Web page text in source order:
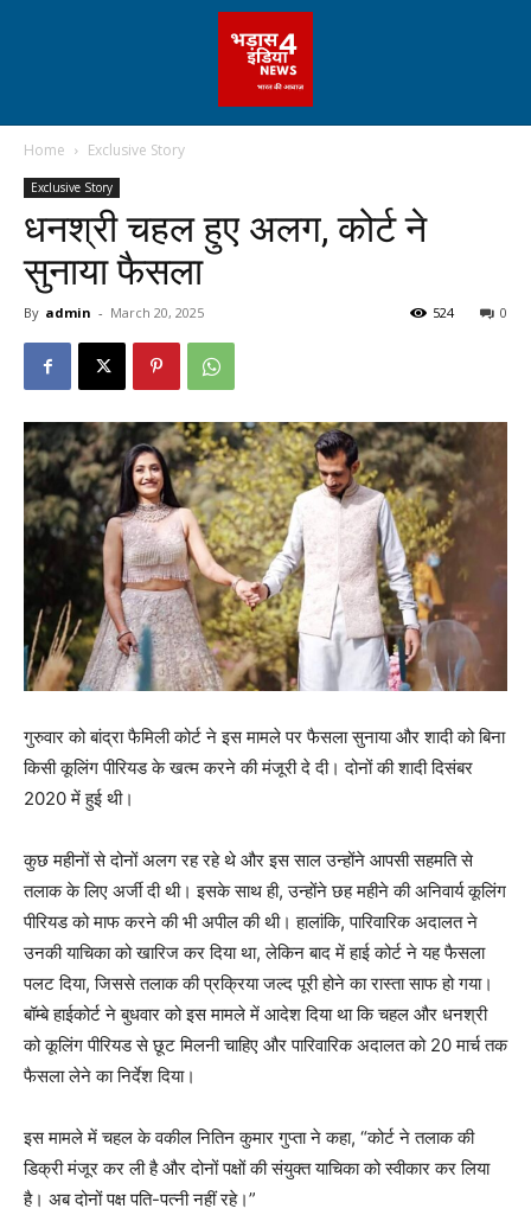
Home Exclusive Story
Exclusive Story
धनश्री चहल हुए अलग, कोर्ट ने
सुनाया फैसला
By admin - March 20, 2025 0
524
गुरुवार को बांद्रा फैमिली कोर्ट ने इस मामले पर फैसला सुनाया और शादी को बिना
किसी कूलिंग पीरियड के खत्म करने की मंजूरी दे दी। दोनों की शादी दिसंबर
2020 में हुई थी।
कुछ महीनों से दोनों अलग रह रहे थे और इस साल उन्होंने आपसी सहमति से
तलाक के लिए अर्जी दी थी। इसके साथ ही, उन्होंने छह महीने की अनिवार्य कूलिंग
पीरियड को माफ करने की भी अपील की थी। हालांकि, पारिवारिक अदालत ने
उनकी याचिका को खारिज कर दिया था, लेकिन बाद में हाई कोर्ट ने यह फैसला
पलट दिया, जिससे तलाक की प्रक्रिया जल्द पूरी होने का रास्ता साफ हो गया।
बॉम्बे हाईकोर्ट ने बुधवार को इस मामले में आदेश दिया था कि चहल और धनश्री
को कूलिंग पीरियड से छूट मिलनी चाहिए और पारिवारिक अदालत को 20 मार्च तक
फैसला लेने का निर्देश दिया।
इस मामले में चहल के वकील नितिन कुमार गुप्ता ने कहा, “कोर्ट ने तलाक की
डिक्री मंजूर कर ली है और दोनों पक्षों की संयुक्त याचिका को स्वीकार कर लिया
है। अब दोनों पक्ष पति-पत्नी नहीं रहे।”